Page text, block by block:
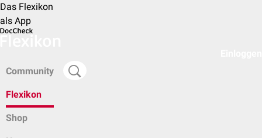
Das Flexikon
als App
Community
Flexikon
Shop